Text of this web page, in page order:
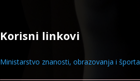
Korisni linkovi
Ministarstvo znanosti, obrazovanja i športa